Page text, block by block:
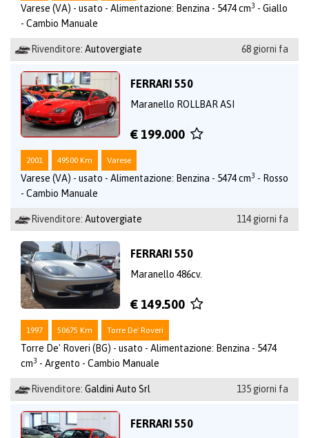
Varese (VA) - usato - Alimentazione: Benzina - 5474 cm3 - Giallo
- Cambio Manuale
Rivenditore: Autovergiate 68 giorni fa
FERRARI 550
Maranello ROLLBAR ASI
€ 199.000
2001 49500 Km Varese
Varese (VA) - usato - Alimentazione: Benzina - 5474 cm3 - Rosso
- Cambio Manuale
Rivenditore: Autovergiate 114 giorni fa
FERRARI 550
Maranello 486cv.
€ 149.500
1997 50675 Km Torre De' Roveri
Torre De' Roveri (BG) - usato - Alimentazione: Benzina - 5474
cm3 - Argento - Cambio Manuale
Rivenditore: Galdini Auto Srl 135 giorni fa
FERRARI 550